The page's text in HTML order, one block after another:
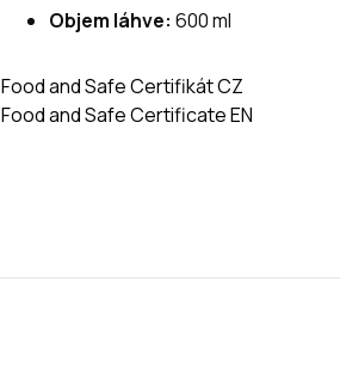
Objem láhve: 600 ml
Food and Safe Certifikát CZ
Food and Safe Certificate EN